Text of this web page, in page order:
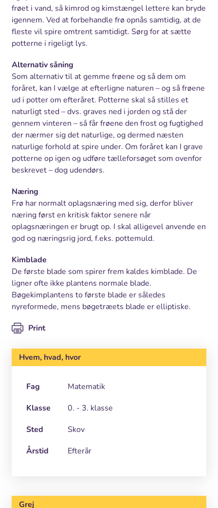
frøet i vand, så kimrod og kimstængel lettere kan bryde
igennem. Ved at forbehandle frø opnås samtidig, at de
fleste vil spire omtrent samtidigt. Sørg for at sætte
potterne i rigeligt lys.
Alternativ såning
Som alternativ til at gemme frøene og så dem om
foråret, kan I vælge at efterligne naturen – og så frøene
ud i potter om efteråret. Potterne skal så stilles et
naturligt sted – dvs. graves ned i jorden og stå der
gennem vinteren – så får frøene den frost og fugtighed
der nærmer sig det naturlige, og dermed næsten
naturlige forhold at spire under. Om foråret kan I grave
potterne op igen og udføre tælleforsøget som ovenfor
beskrevet – dog udendørs.
Næring
Frø har normalt oplagsnæring med sig, derfor bliver
næring først en kritisk faktor senere når
oplagsnæringen er brugt op. I skal alligevel anvende en
god og næringsrig jord, f.eks. pottemuld.
Kimblade
De første blade som spirer frem kaldes kimblade. De
ligner ofte ikke plantens normale blade.
Bøgekimplantens to første blade er således
nyreformede, mens bøgetræets blade er elliptiske.
Print
Hvem, hvad, hvor
Fag
Matematik
Klasse
0. - 3. klasse
Sted
Skov
Årstid
Efterår
Grej